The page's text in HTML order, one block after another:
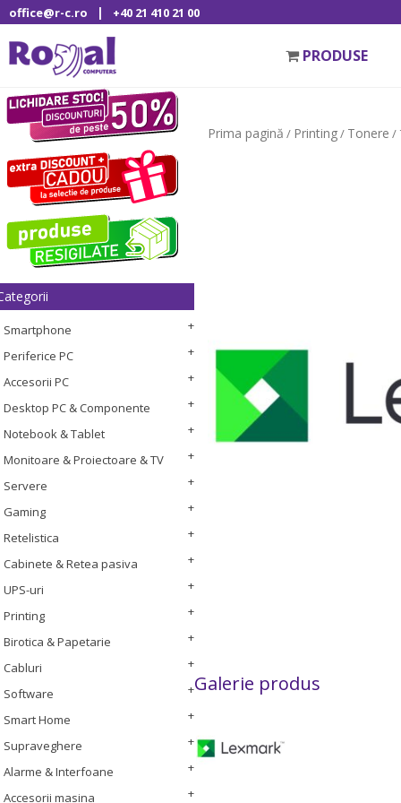
office@r-c.ro | +40 21 410 21 00
PRODUSE
Smartphone
Periferice PC
Accesorii PC
Desktop PC & Componente
Notebook & Tablet
Monitoare & Proiectoare & TV
Servere
Gaming
Retelistica
Cabinete & Retea pasiva
UPS-uri
Printing
Birotica & Papetarie
Cabluri
Software
Smart Home
Supraveghere
Alarme & Interfoane
Accesorii masina
Prima pagină / Printing/ Tonere /
Galerie produs